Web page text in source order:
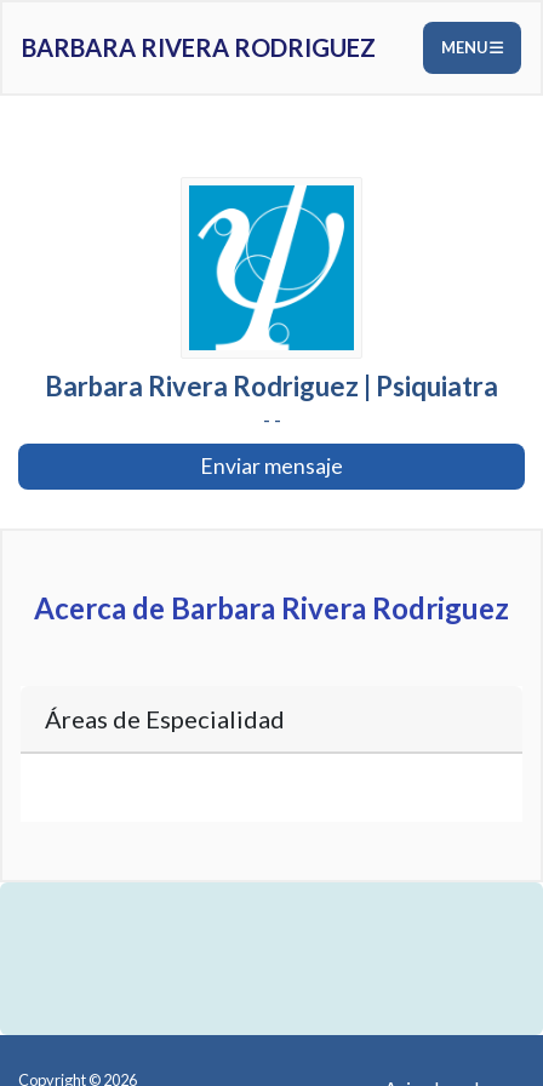
BARBARA RIVERA RODRIGUEZ MENU
Barbara Rivera Rodriguez | Psiquiatra
- -
Enviar mensaje
Acerca de Barbara Rivera Rodriguez
Áreas de Especialidad
Copyright © 2026